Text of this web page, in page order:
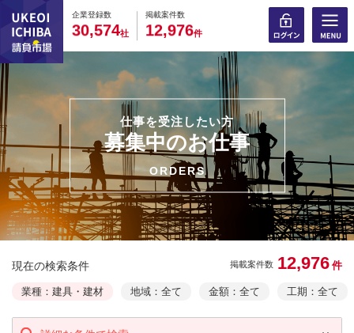
企業登録数
0
3
0
0,
0
5
0
74社
掲載案件数
0
1
0
2,
0
9
0
76件
仕事を受注したい方
募集中のお仕事
ORDERS
現在の検索条件 掲載案件数 12,976 件
業種：建具・建材 地域：全て 金額：全て 工期：全て